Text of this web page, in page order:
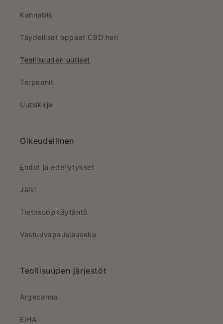
Kannabis
Täydelliset oppaat CBD:hen
Teollisuuden uutiset
Terpeenit
Uutiskirje
Oikeudellinen
Ehdot ja edellytykset
Jälki
Tietosuojakäytäntö
Vastuuvapauslauseke
Teollisuuden järjestöt
Argecanna
EIHA